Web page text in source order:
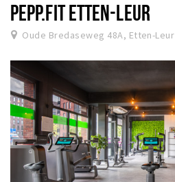
PEPP.FIT ETTEN-LEUR
Oude Bredaseweg 48A, Etten-Leur